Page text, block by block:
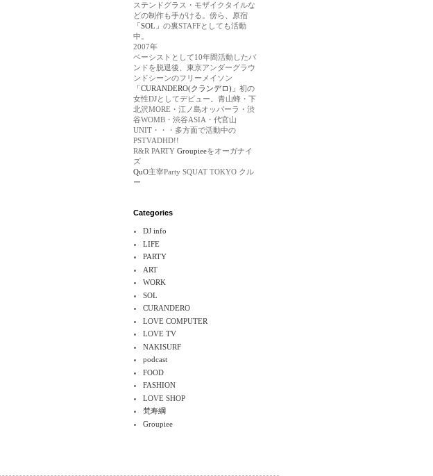
ステンドグラス・モザイクタイルな
どの制作も手がける。傍ら、原宿
「SOL」 の裏STAFFとしても活動
中。
2007年
ベーシストとして10年間活動したバ
ンドを脱退後、東京アンダーグラウ
ンドシーンのフリーメイソン
「CURANDERO(クランデロ)」 初の
女性DJとしてデビュー。青山蜂・下
北沢MORE・江ノ島オッパーラ・渋
谷WOMB・渋谷ASIA・代官山
UNIT・・・多方面で活動中の
PSTVADHD!!
R&R PARTY Groupieeをオーガナイ
ズ
QuO主宰Party SQUAT TOKYO クル
ー
Categories
DJ info
LIFE
PARTY
ART
WORK
SOL
CURANDERO
LOVE COMPUTER
LOVE TV
NAKISURF
podcast
FOOD
FASHION
LOVE SHOP
梵寿綱
Groupiee